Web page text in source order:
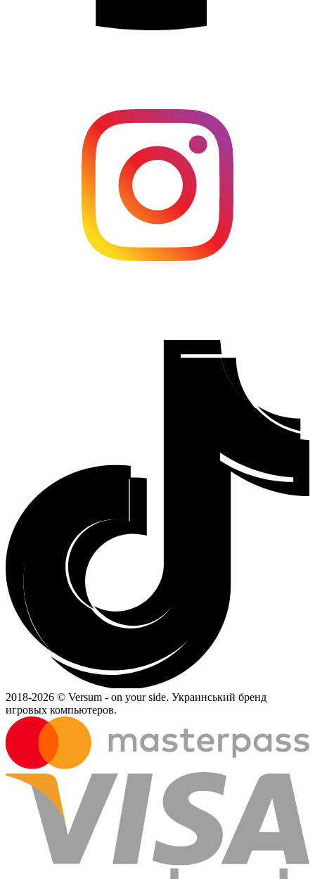
2018-2026 © Versum - on your side. Украинський бренд
игровых компьютеров.